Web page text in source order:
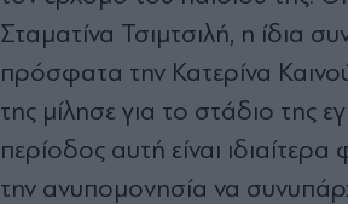
Σταματίνα Τσιμτσιλή, η ίδια
πρόσφατα την Κατερίνα
της μίλησε για το στάδιο της
περίοδος αυτή είναι
την ανυπομονησία να